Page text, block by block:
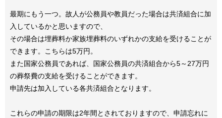
最期にもう一つ。故人が公務員や教員だった場合は共済組合に加
入しているかと思いますので、
その場合は埋葬料か家族埋葬料のいずれかの支給を受けることが
できます。こちらは5万円。
また国家公務員であれば、国家公務員の共済組合から5～27万円
の葬祭費の支給を受けることができます。
申請先は加入している各共済組合となります。
これらの申請の期限は2年間とされておりますので、申請忘れに